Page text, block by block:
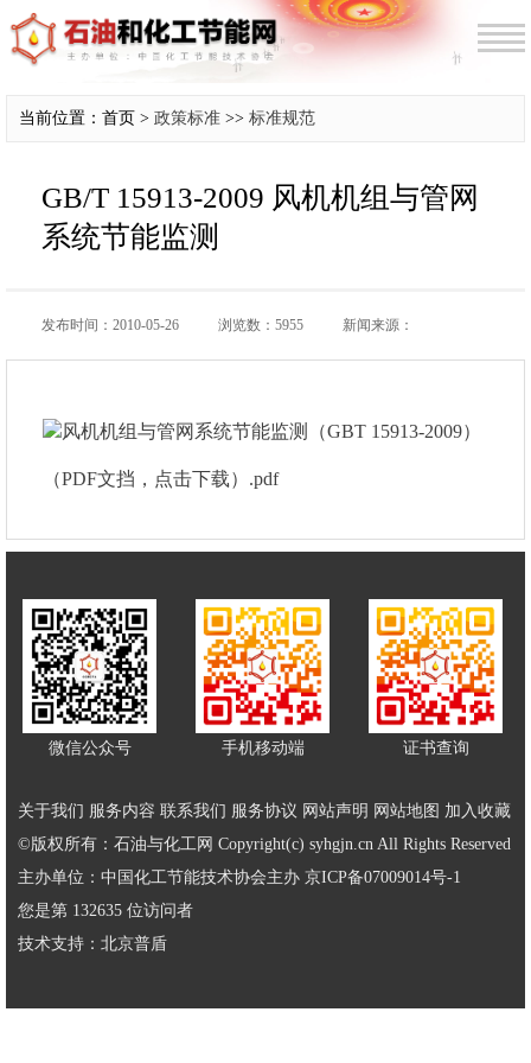
当前位置：首页 > 政策标准 >> 标准规范
GB/T 15913-2009 风机机组与管网
系统节能监测
发布时间：2010-05-26 浏览数：5955 新闻来源：
风机机组与管网系统节能监测（GBT 15913-2009）
（PDF文挡，点击下载）.pdf
微信公众号 手机移动端 证书查询
关于我们 服务内容 联系我们 服务协议 网站声明 网站地图 加入收藏
©版权所有：石油与化工网 Copyright(c) syhgjn.cn All Rights Reserved
主办单位：中国化工节能技术协会主办 京ICP备07009014号-1
您是第 132635 位访问者
技术支持： 北京普盾